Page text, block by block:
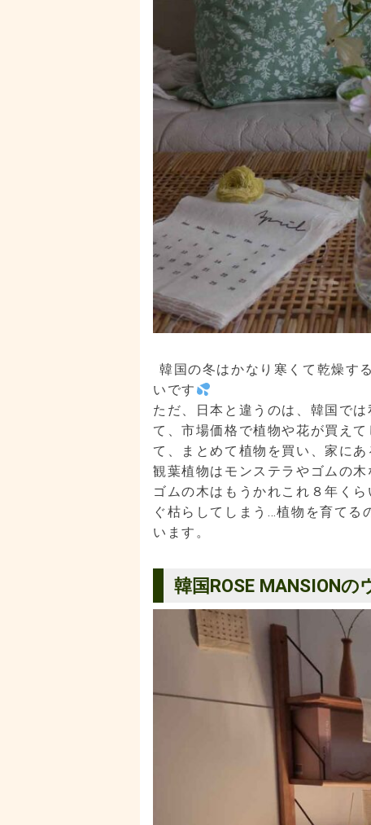
韓国の冬はかなり寒くて乾燥す
いです
ただ、日本と違うのは、韓国で
て、市場価格で植物や花が買え
て、まとめて植物を買い、家に
観葉植物はモンステラやゴムの
ゴムの木はもうかれこれ８年く
ぐ枯らしてしまう…植物を育てる
います。
韓国ROSE MANSION